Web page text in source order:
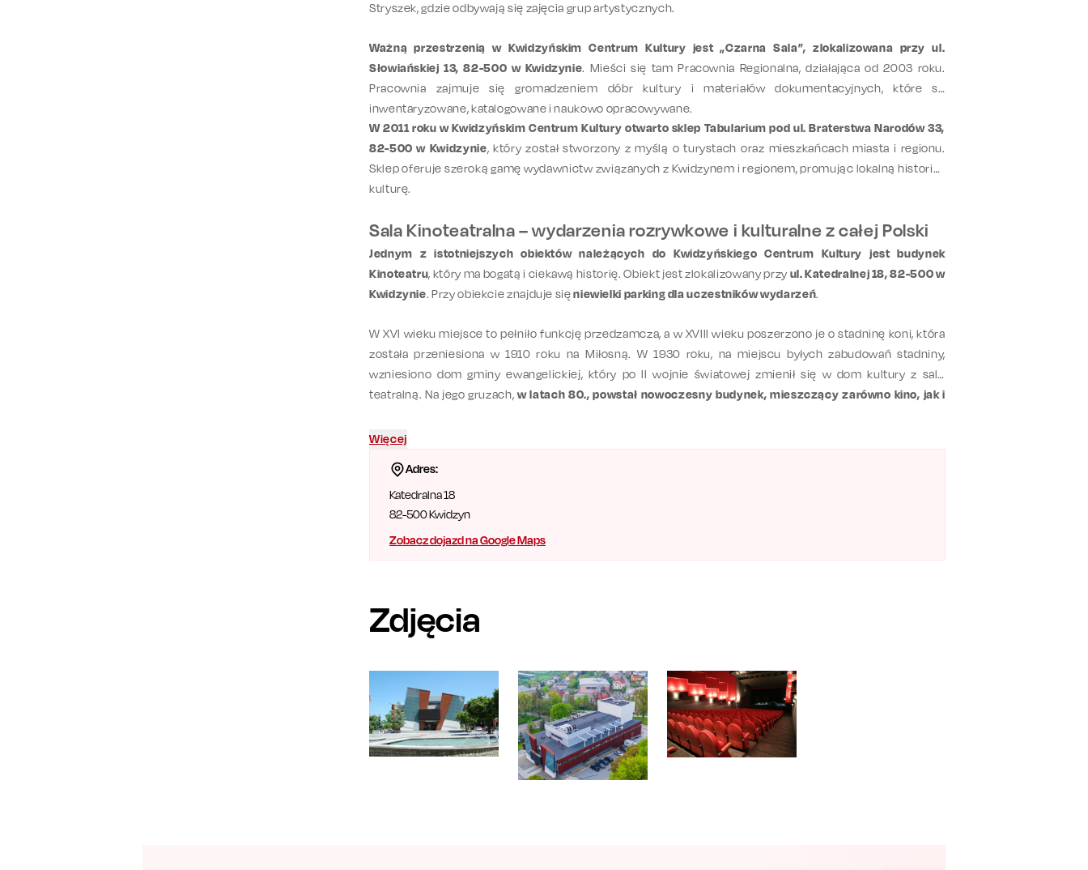
Adres:
Katedralna 18
82-500Kwidzyn
Zobacz dojazd na Google Maps
Stryszek, gdzie odbywają się zajęcia grup artystycznych.
Ważną przestrzenią w Kwidzyńskim Centrum Kultury jest „Czarna Sala”, zlokalizowana przy ul.
Słowiańskiej 13, 82-500 w Kwidzynie. Mieści się tam Pracownia Regionalna, działająca od 2003 roku.
Pracownia zajmuje się gromadzeniem dóbr kultury i materiałów dokumentacyjnych, które są
inwentaryzowane, katalogowane i naukowo opracowywane.
W 2011 roku w Kwidzyńskim Centrum Kultury otwarto sklep Tabularium pod ul. Braterstwa Narodów 33,
82-500 w Kwidzynie, który został stworzony z myślą o turystach oraz mieszkańcach miasta i regionu.
Sklep oferuje szeroką gamę wydawnictw związanych z Kwidzynem i regionem, promując lokalną historię i
kulturę.
Sala Kinoteatralna – wydarzenia rozrywkowe i kulturalne z całej Polski
Jednym z istotniejszych obiektów należących do Kwidzyńskiego Centrum Kultury jest budynek
Kinoteatru, który ma bogatą i ciekawą historię. Obiekt jest zlokalizowany przy ul. Katedralnej 18, 82-500 w
Kwidzynie. Przy obiekcie znajduje sięniewielki parking dla uczestników wydarzeń.
W XVI wieku miejsce to pełniło funkcję przedzamcza, a w XVIII wieku poszerzono je o stadninę koni, która
została przeniesiona w 1910 roku na Miłosną. W 1930 roku, na miejscu byłych zabudowań stadniny,
wzniesiono dom gminy ewangelickiej, który po II wojnie światowej zmienił się w dom kultury z salą
teatralną. Na jego gruzach,w latach 80., powstał nowoczesny budynek, mieszczący zarówno kino, jak i
teatralna jest klimatyzowana i mieści 374 osoby
Sali jest jeszcze do dyspozycji 50 miejsc).
Tańca „Powiśle”.
Więcej
Zdjęcia